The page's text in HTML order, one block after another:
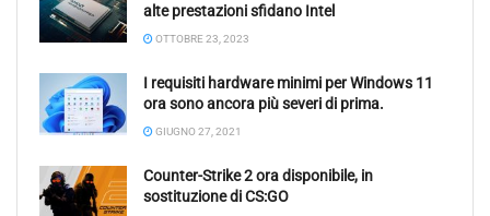
alte prestazioni sfidano Intel
OTTOBRE 23, 2023
I requisiti hardware minimi per Windows 11
ora sono ancora più severi di prima.
GIUGNO 27, 2021
Counter-Strike 2 ora disponibile, in
sostituzione di CS:GO